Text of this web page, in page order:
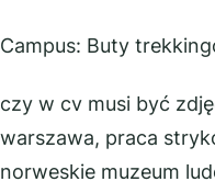
Campus: Buty
czy w cv musi być
warszawa, praca
norweskie muzeum